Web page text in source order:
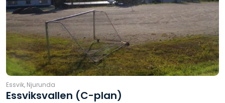
Essvik, Njurunda
Essviksvallen (C-plan)